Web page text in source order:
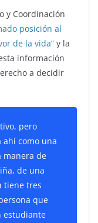
y Coordinación
posición al
de la vida” y la
información
a decidir
pero
ahí como una
manera de
de una
tiene tres
que
estudiante